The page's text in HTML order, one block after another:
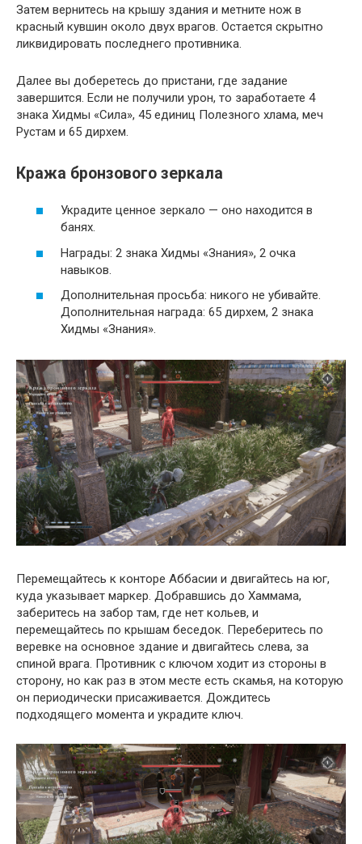
Затем вернитесь на крышу здания и метните нож в
красный кувшин около двух врагов. Остается скрытно
ликвидировать последнего противника.
Далее вы доберетесь до пристани, где задание
завершится. Если не получили урон, то заработаете 4
знака Хидмы «Сила», 45 единиц Полезного хлама, меч
Рустам и 65 дирхем.
Кража бронзового зеркала
Украдите ценное зеркало — оно находится в
банях.
Награды: 2 знака Хидмы «Знания», 2 очка
навыков.
Дополнительная просьба: никого не убивайте.
Дополнительная награда: 65 дирхем, 2 знака
Хидмы «Знания».
Перемещайтесь к конторе Аббасии и двигайтесь на юг,
куда указывает маркер. Добравшись до Хаммама,
заберитесь на забор там, где нет кольев, и
перемещайтесь по крышам беседок. Переберитесь по
веревке на основное здание и двигайтесь слева, за
спиной врага. Противник с ключом ходит из стороны в
сторону, но как раз в этом месте есть скамья, на которую
он периодически присаживается. Дождитесь
подходящего момента и украдите ключ.